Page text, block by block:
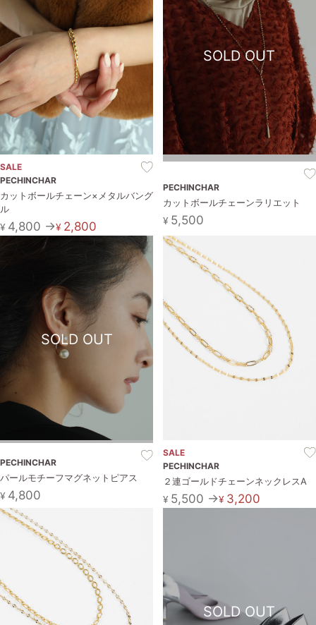
SALE
PECHINCHAR
カットボールチェーン×メタルバング
ル
¥4,800 →¥2,800
SOLD OUT
PECHINCHAR
カットボールチェーンラリエット
¥5,500
SOLD OUT
PECHINCHAR
パールモチーフマグネットピアス
¥4,800
SALE
PECHINCHAR
２連ゴールドチェーンネックレスA
¥5,500 →¥3,200
SOLD OUT